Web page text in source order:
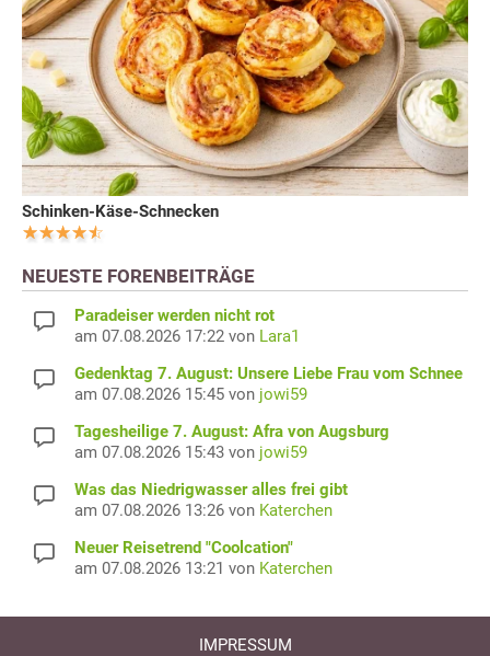
Schinken-Käse-Schnecken
NEUESTE FORENBEITRÄGE
Paradeiser werden nicht rot
am 07.08.2026 17:22 von Lara1
Gedenktag 7. August: Unsere Liebe Frau vom Schnee
am 07.08.2026 15:45 von jowi59
Tagesheilige 7. August: Afra von Augsburg
am 07.08.2026 15:43 von jowi59
Was das Niedrigwasser alles frei gibt
am 07.08.2026 13:26 von Katerchen
Neuer Reisetrend "Coolcation"
am 07.08.2026 13:21 von Katerchen
IMPRESSUM